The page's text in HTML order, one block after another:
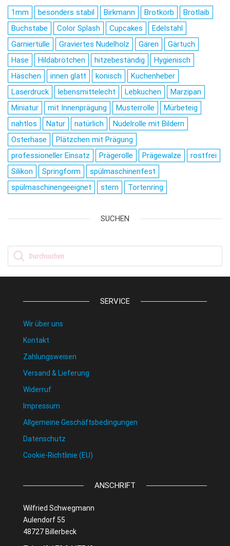
1mm besonders stabil Birkmann Brotkorb
Brotlaib
Buchstabe
Color Splash Cupcakes
Edelstahl
Garniertülle
Graviertes Nudelholz Gären
Gärtuch
Hase
Hildabrötchen hitzebeständig
Hygienisch
Häschen
innen glatt konisch
Kuchenheber
Laserdruck
lebensmittelecht Lebkuchen
Marzipan
Miniatur
mit Innenprägung Musterrolle
Mürbeteig
nahtlos
Natur natürlich
Nudelrolle mit Bildern
Osterhase
Plätzchen mit Prägung
professioneller Einsatz
Prägerolle Prägewalze
rostfrei
Silikon
Springform
spülmaschinenfest
spülmaschinengeeignet
stern Tortenring
SUCHEN
Products search
SERVICE
Wir über uns
Kontakt
Zahlungsweisen
Versand & Lieferung
Widerruf
Impressum
Allgemeine Geschäftsbedingungen
Datenschutz
Cookie-Richtlinie (EU)
ANSCHRIFT
Wilfried Schwegmann
Aulendorf 55
48727 Billerbeck